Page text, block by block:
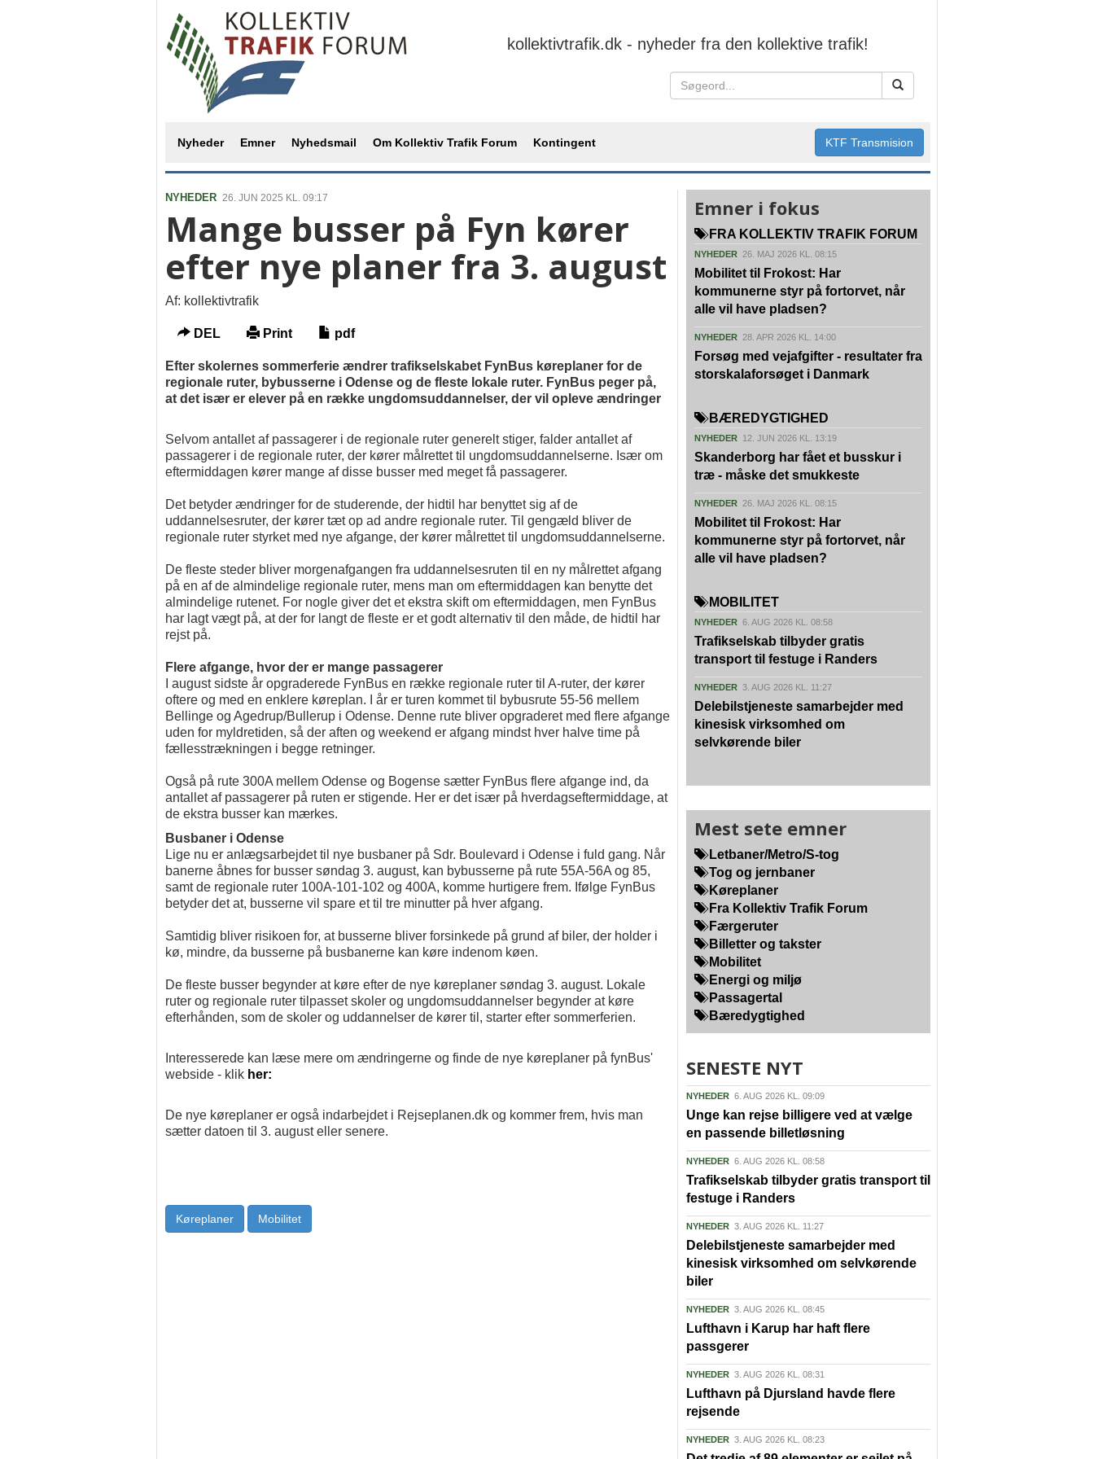
kollektivtrafik.dk - nyheder fra den kollektive trafik!
Nyheder Emner Nyhedsmail Om Kollektiv Trafik Forum Kontingent KTF Transmision
NYHEDER 26. JUN 2025 KL. 09:17
Mange busser på Fyn kører
efter nye planer fra 3. august
Af: kollektivtrafik
DEL Print pdf
Efter skolernes sommerferie ændrer trafikselskabet FynBus køreplaner for de
regionale ruter, bybusserne i Odense og de fleste lokale ruter. FynBus peger på,
at det især er elever på en række ungdomsuddannelser, der vil opleve ændringer
Selvom antallet af passagerer i de regionale ruter generelt stiger, falder antallet af
passagerer i de regionale ruter, der kører målrettet til ungdomsuddannelserne. Især om
eftermiddagen kører mange af disse busser med meget få passagerer.
Det betyder ændringer for de studerende, der hidtil har benyttet sig af de
uddannelsesruter, der kører tæt op ad andre regionale ruter. Til gengæld bliver de
regionale ruter styrket med nye afgange, der kører målrettet til ungdomsuddannelserne.
De fleste steder bliver morgenafgangen fra uddannelsesruten til en ny målrettet afgang
på en af de almindelige regionale ruter, mens man om eftermiddagen kan benytte det
almindelige rutenet. For nogle giver det et ekstra skift om eftermiddagen, men FynBus
har lagt vægt på, at der for langt de fleste er et godt alternativ til den måde, de hidtil har
rejst på.
Flere afgange, hvor der er mange passagerer
I august sidste år opgraderede FynBus en række regionale ruter til A-ruter, der kører
oftere og med en enklere køreplan. I år er turen kommet til bybusrute 55-56 mellem
Bellinge og Agedrup/Bullerup i Odense. Denne rute bliver opgraderet med flere afgange
uden for myldretiden, så der aften og weekend er afgang mindst hver halve time på
fællesstrækningen i begge retninger.
Også på rute 300A mellem Odense og Bogense sætter FynBus flere afgange ind, da
antallet af passagerer på ruten er stigende. Her er det især på hverdagseftermiddage, at
de ekstra busser kan mærkes.
Busbaner i Odense
Lige nu er anlægsarbejdet til nye busbaner på Sdr. Boulevard i Odense i fuld gang. Når
banerne åbnes for busser søndag 3. august, kan bybusserne på rute 55A-56A og 85,
samt de regionale ruter 100A-101-102 og 400A, komme hurtigere frem. Ifølge FynBus
betyder det at, busserne vil spare et til tre minutter på hver afgang.
Samtidig bliver risikoen for, at busserne bliver forsinkede på grund af biler, der holder i
kø, mindre, da busserne på busbanerne kan køre indenom køen.
De fleste busser begynder at køre efter de nye køreplaner søndag 3. august. Lokale
ruter og regionale ruter tilpasset skoler og ungdomsuddannelser begynder at køre
efterhånden, som de skoler og uddannelser de kører til, starter efter sommerferien.
Interesserede kan læse mere om ændringerne og finde de nye køreplaner på fynBus'
webside - klik her:
De nye køreplaner er også indarbejdet i Rejseplanen.dk og kommer frem, hvis man
sætter datoen til 3. august eller senere.
Køreplaner Mobilitet
Emner i fokus
FRA KOLLEKTIV TRAFIK FORUM
NYHEDER 26. MAJ 2026 KL. 08:15
Mobilitet til Frokost: Har
kommunerne styr på fortorvet, når
alle vil have pladsen?
NYHEDER 28. APR 2026 KL. 14:00
Forsøg med vejafgifter - resultater fra
storskalaforsøget i Danmark
BÆREDYGTIGHED
NYHEDER 12. JUN 2026 KL. 13:19
Skanderborg har fået et busskur i
træ - måske det smukkeste
NYHEDER 26. MAJ 2026 KL. 08:15
Mobilitet til Frokost: Har
kommunerne styr på fortorvet, når
alle vil have pladsen?
MOBILITET
NYHEDER 6. AUG 2026 KL. 08:58
Trafikselskab tilbyder gratis
transport til festuge i Randers
NYHEDER 3. AUG 2026 KL. 11:27
Delebilstjeneste samarbejder med
kinesisk virksomhed om
selvkørende biler
Mest sete emner
Letbaner/Metro/S-tog
Tog og jernbaner
Køreplaner
Fra Kollektiv Trafik Forum
Færgeruter
Billetter og takster
Mobilitet
Energi og miljø
Passagertal
Bæredygtighed
SENESTE NYT
NYHEDER 6. AUG 2026 KL. 09:09
Unge kan rejse billigere ved at vælge
en passende billetløsning
NYHEDER 6. AUG 2026 KL. 08:58
Trafikselskab tilbyder gratis transport til
festuge i Randers
NYHEDER 3. AUG 2026 KL. 11:27
Delebilstjeneste samarbejder med
kinesisk virksomhed om selvkørende
biler
NYHEDER 3. AUG 2026 KL. 08:45
Lufthavn i Karup har haft flere
passgerer
NYHEDER 3. AUG 2026 KL. 08:31
Lufthavn på Djursland havde flere
rejsende
NYHEDER 3. AUG 2026 KL. 08:23